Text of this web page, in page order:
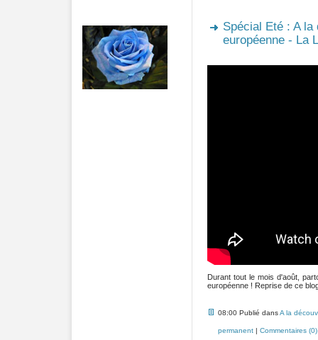
Spécial Eté : A la
européenne - La
Durant tout le mois d'août,
européenne ! Reprise de ce
08:00 Publié dansA la
permanent| Commentaires (0)